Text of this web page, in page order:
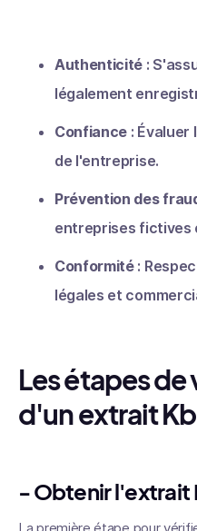
Authenticité :
légalement
Confiance :
de l'entreprise.
Prévention des
entreprises fictives
Conformité:
légales et
Les étapes
d'un extrait
- Obtenir l'extrait